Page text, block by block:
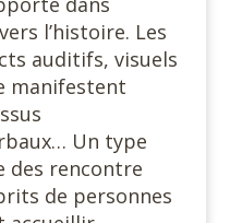
l’histoire. Les
auditifs, visuels
manifestent
Un type
des rencontre
de personnes